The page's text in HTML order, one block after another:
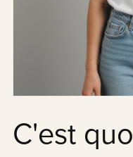
C'est